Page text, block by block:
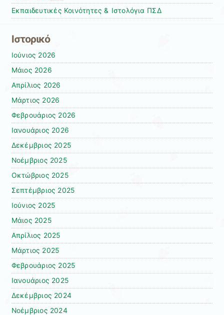
Εκπαιδευτικές Κοινότητες & Ιστολόγια ΠΣΔ
Ιστορικό
Ιούνιος 2026
Μάιος 2026
Απρίλιος 2026
Μάρτιος 2026
Φεβρουάριος 2026
Ιανουάριος 2026
Δεκέμβριος 2025
Νοέμβριος 2025
Οκτώβριος 2025
Σεπτέμβριος 2025
Ιούνιος 2025
Μάιος 2025
Απρίλιος 2025
Μάρτιος 2025
Φεβρουάριος 2025
Ιανουάριος 2025
Δεκέμβριος 2024
Νοέμβριος 2024